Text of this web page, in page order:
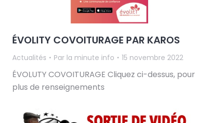
ÉVOLITY COVOITURAGE PAR KAROS
Actualités Par la minute info 15 novembre 2022
ÉVOLUTY COVOITURAGE Cliquez ci-dessus, pour
plus de renseignements